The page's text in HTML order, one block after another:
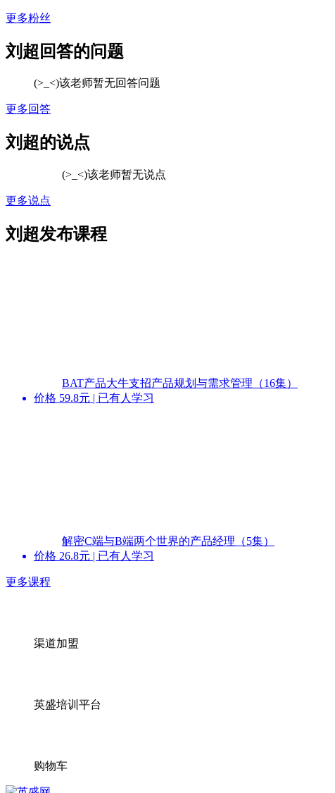
更多粉丝
刘超回答的问题
(>_<)该老师暂无回答问题
更多回答
刘超的说点
(>_<)该老师暂无说点
更多说点
刘超发布课程
BAT产品大牛支招产品规划与需求管理（16集）
价格 59.8元 | 已有人 学习
解密C端与B端两个世界的产品经理（5集）
价格 26.8元 | 已有人 学习
更多课程
渠道加盟
英盛培训平台
购物车